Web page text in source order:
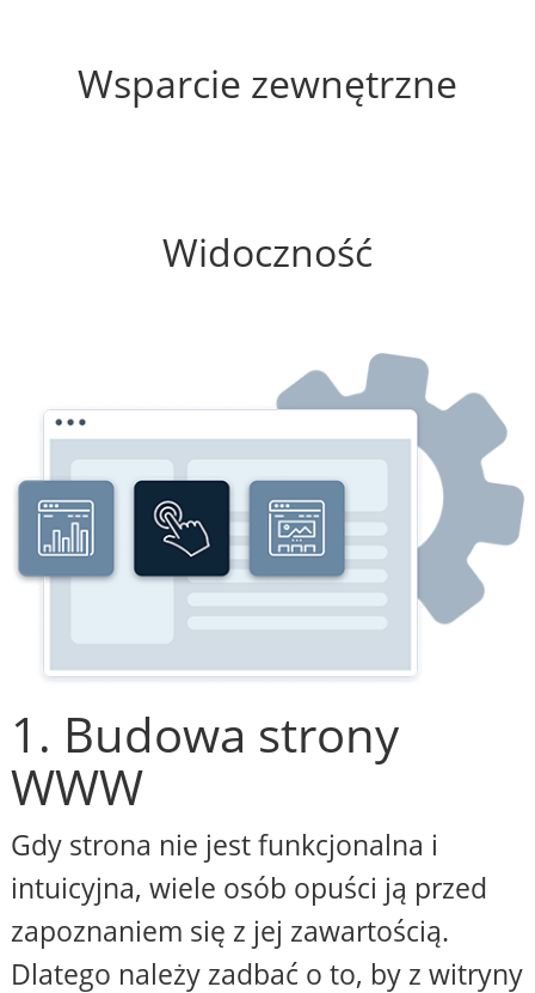
Wsparcie zewnętrzne
Widoczność
1. Budowa strony
WWW
Gdy strona nie jest funkcjonalna i
intuicyjna, wiele osób opuści ją przed
zapoznaniem się z jej zawartością.
Dlatego należy zadbać o to, by z witryny